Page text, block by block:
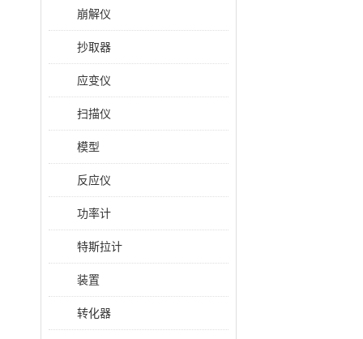
崩解仪
抄取器
应变仪
扫描仪
模型
反应仪
功率计
特斯拉计
装置
转化器